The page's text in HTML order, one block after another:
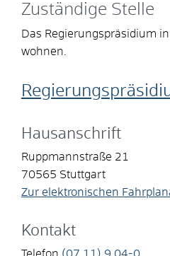
Zuständige Stelle
Das Regierungspräsidium
wohnen.
Hausanschrift
Ruppmannstraße 21
70565 Stuttgart
Zur elektronischen
Kontakt
Telefon (07 11) 9 04-0